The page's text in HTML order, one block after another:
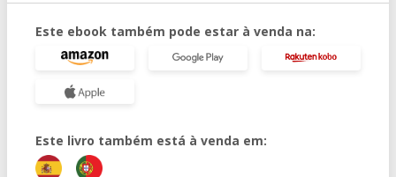
Este ebook também pode estar à venda na:
Este livro também está à venda em: